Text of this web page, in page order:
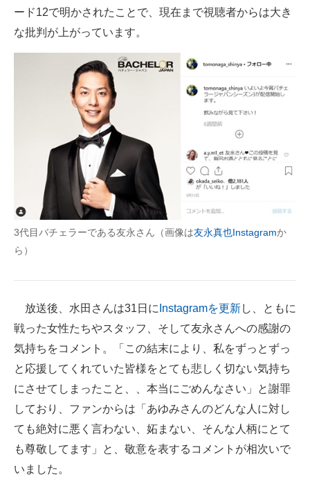
エネルギーの専門メディア
建設×テクノロジーの最前線
ちょっと気になるネットの話題
ード12で明かされたことで、現在まで視聴者からは大き
な批判が上がっています。
3代目バチェラーである友永さん（画像は友永真也Instagramか
ら）
放送後、水田さんは31日に Instagramを更新し、ともに
戦った女性たちやスタッフ、そして友永さんへの感謝の
気持ちをコメント。「この結末により、私をずっとずっ
と応援してくれていた皆様をとても悲しく切ない気持ち
にさせてしまったこと、、本当にごめんなさい」と謝罪
しており、ファンからは「あゆみさんのどんな人に対し
ても絶対に悪く言わない、妬まない、そんな人柄にとて
も尊敬してます」と、敬意を表するコメントが相次いで
いました。